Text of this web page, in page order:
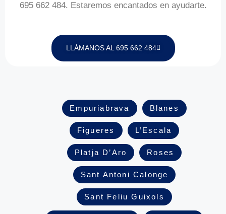
695 662 484. Estaremos encantados en ayudarte.
LLÁMANOS AL 695 662 484
Empuriabrava Blanes
Figueres L’Escala
Platja D’Aro Roses
Sant Antoni Calonge
Sant Feliu Guixols